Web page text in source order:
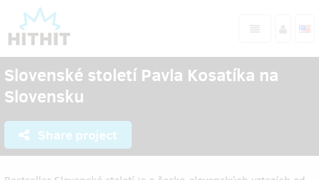
Slovenské století Pavla Kosatíka na
Slovensku
Share project